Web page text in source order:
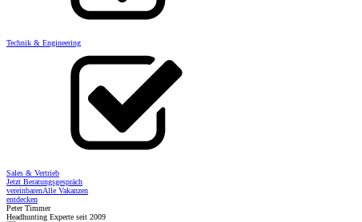
Technik & Engineering
Sales & Vertrieb
Jetzt Beratungsgespräch
vereinbarenAlle Vakanzen
entdecken
Peter Timmer
Headhunting Experte seit 2009